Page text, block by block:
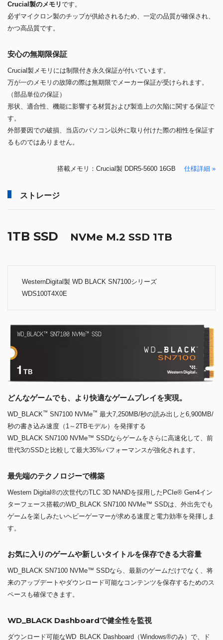
Crucial製のメモリです。
必ずマイクロン製のチップが供給されるため、一定の品質が確保され、
かつ高品質です。
安心の無期限保証
Crucial製メモリには制限付き永久保証が付いています。
万が一のメモリの故障の際は無期限でメーカー保証が受けられます。
（部品単位の保証）
形状、適合性、機能に影響する材質および製造上の欠陥に関する保証で
す。
外部要因での破損、当店のパソコン以外に取り付けた際の相性を保証す
るものではありません。
搭載メモリ：Crucial製 DDR5-5600 16GB 仕様詳細 »
ストレージ
1TB SSD NVMe M.2 SSD 1TB
WesternDigital製 WD BLACK SN7100シリーズ
WDS100T4X0E
どんなゲームでも、より快適なゲームプレイを実現。
WD_BLACK™ SN7100 NVMe™ 最大7,250MB/秒の読み出しと6,900MB/
秒の書き込み速度（1～2TBモデル）を発揮する
WD_BLACK SN7100 NVMe™ SSDならゲームをさらに高速化して、前
世代3のSSDと比較して最大35%パフォーマンスが強化されます。
最先端のテクノロジーで構築
Western Digital®の次世代のTLC 3D NANDを採用したPCIe® Gen4イン
ターフェース搭載のWD_BLACK SN7100 NVMe™ SSDは、外出先でも
ゲームを楽しみたいヘビーゲーマーが求める速度と電力効率を発揮しま
す。
お気に入りのゲームや新しいタイトルを保存できる大容量
WD_BLACK SN7100 NVMe™ SSDなら、最新のゲームだけでなく、将
来のアップデートやダウンロード可能なコンテンツを保存するためのス
ペースも確保できます。
WD_BLACK Dashboardで健全性を監視
ダウンロード可能なWD_BLACK Dashboard（Windows®のみ）で、ド